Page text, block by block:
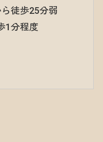
徒歩25分弱
1分程度